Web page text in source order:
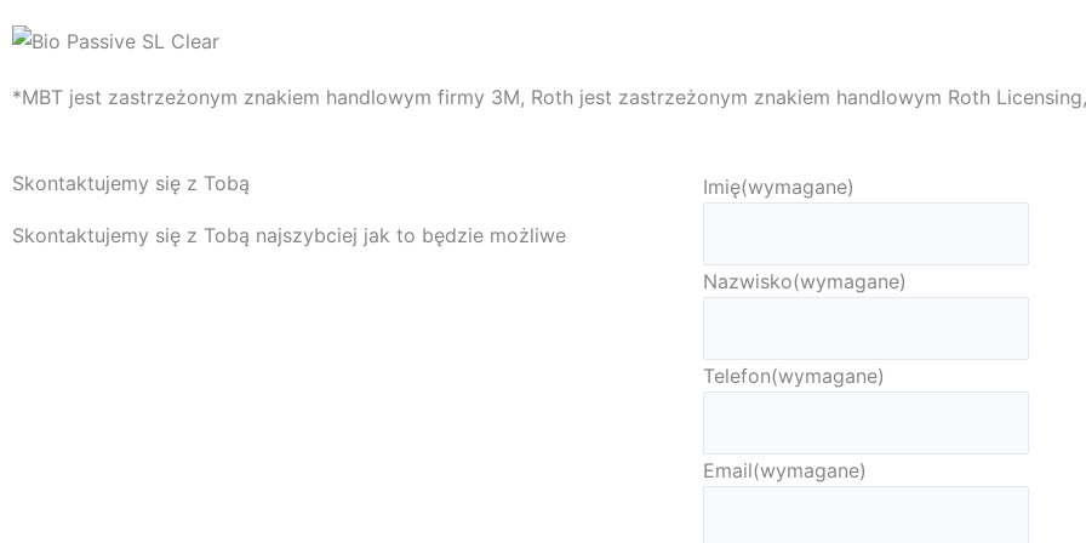
*MBT jest zastrzeżonym znakiem handlowym firmy 3M, Roth jest zastrzeżonym znakiem handlowym Roth
Skontaktujemy się z Tobą
Skontaktujemy się z Tobą najszybciej jak to będzie możliwe
Imię(wymagane)
Nazwisko(wymagane)
Telefon(wymagane)
Email(wymagane)